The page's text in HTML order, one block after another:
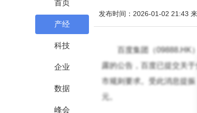
首页
产经
科技
企业
数据
峰会
发布时间：2026-01-02 21:43
百度集团（
露的公告，百度已提交关
市规则要求。受此消息提
元。